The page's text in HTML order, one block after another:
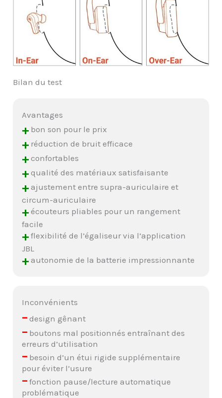
Bilan du test
Avantages
+ bon son pour le prix
+ réduction de bruit efficace
+ confortables
+ qualité des matériaux satisfaisante
+ ajustement entre supra-auriculaire et
circum-auriculaire
+ écouteurs pliables pour un rangement
facile
+ flexibilité de l’égaliseur via l’application
JBL
+ autonomie de la batterie impressionnante
Inconvénients
– design gênant
– boutons mal positionnés entraînant des
erreurs d’utilisation
– besoin d’un étui rigide supplémentaire
pour éviter l’usure
– fonction pause/lecture automatique
problématique